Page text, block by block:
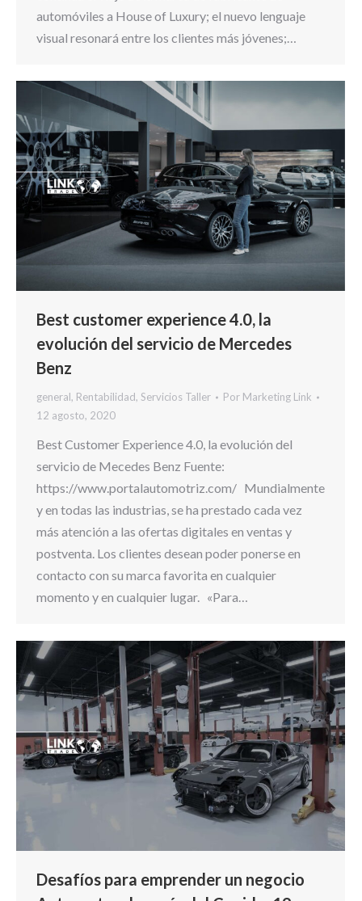
automóviles a House of Luxury; el nuevo lenguaje
visual resonará entre los clientes más jóvenes;…
Best customer experience 4.0, la
evolución del servicio de Mercedes
Benz
general, Rentabilidad, Servicios Taller Por Marketing Link
12 agosto, 2020
Best Customer Experience 4.0, la evolución del
servicio de Mecedes Benz Fuente:
https://www.portalautomotriz.com/ Mundialmente
y en todas las industrias, se ha prestado cada vez
más atención a las ofertas digitales en ventas y
postventa. Los clientes desean poder ponerse en
contacto con su marca favorita en cualquier
momento y en cualquier lugar. «Para…
Desafíos para emprender un negocio